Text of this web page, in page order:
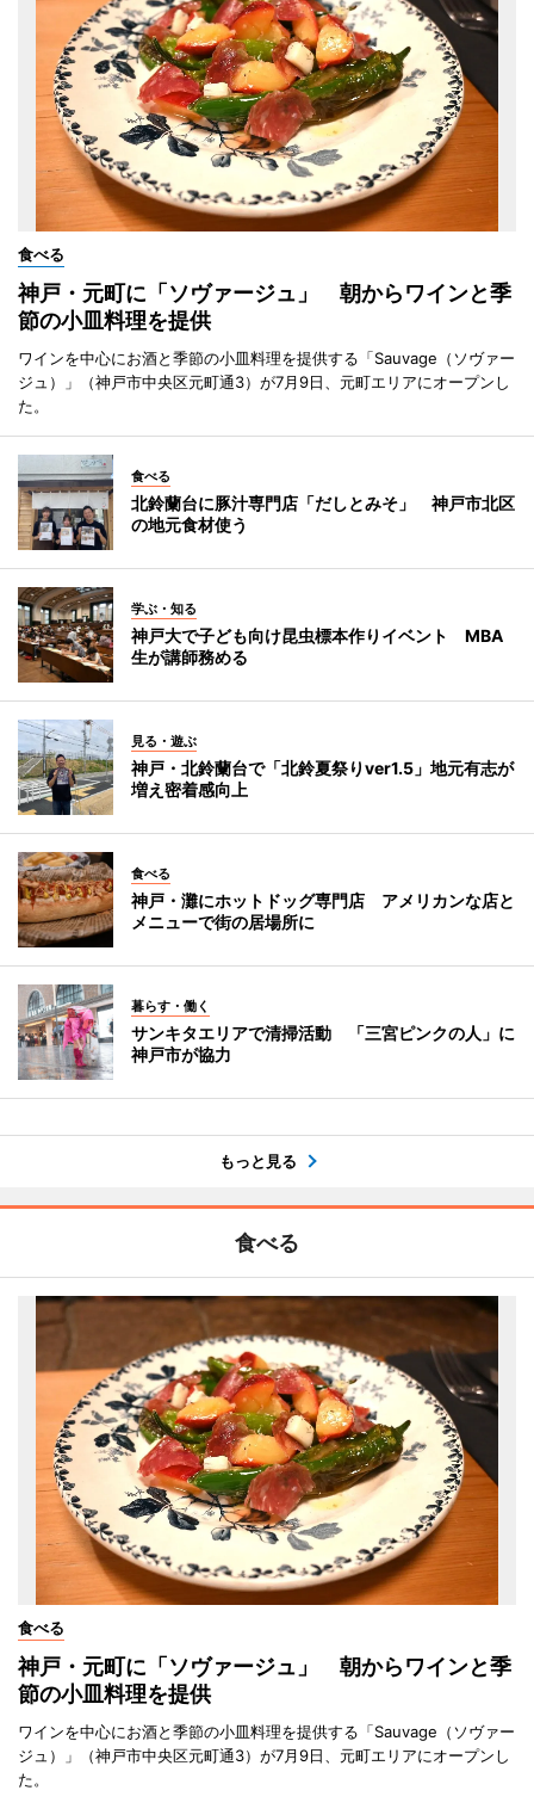
食べる
神戸・元町に「ソヴァージュ」 朝からワインと季
節の小皿料理を提供
ワインを中心にお酒と季節の小皿料理を提供する「Sauvage（ソヴァー
ジュ）」（神戸市中央区元町通3）が7月9日、元町エリアにオープンし
た。
食べる
北鈴蘭台に豚汁専門店「だしとみそ」 神戸市北区
の地元食材使う
学ぶ・知る
神戸大で子ども向け昆虫標本作りイベント MBA
生が講師務める
見る・遊ぶ
神戸・北鈴蘭台で「北鈴夏祭りver1.5」地元有志が
増え密着感向上
食べる
神戸・灘にホットドッグ専門店 アメリカンな店と
メニューで街の居場所に
暮らす・働く
サンキタエリアで清掃活動 「三宮ピンクの人」に
神戸市が協力
もっと見る
食べる
食べる
神戸・元町に「ソヴァージュ」 朝からワインと季
節の小皿料理を提供
ワインを中心にお酒と季節の小皿料理を提供する「Sauvage（ソヴァー
ジュ）」（神戸市中央区元町通3）が7月9日、元町エリアにオープンし
た。